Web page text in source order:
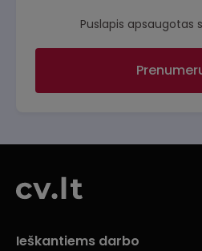
Puslapis apsaugotas
Ieškantiems darbo